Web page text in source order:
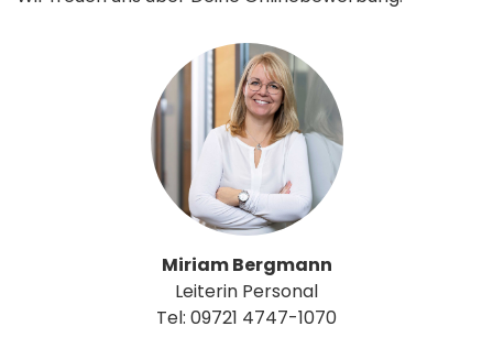
Miriam Bergmann
Leiterin Personal
Tel: 09721 4747-1070